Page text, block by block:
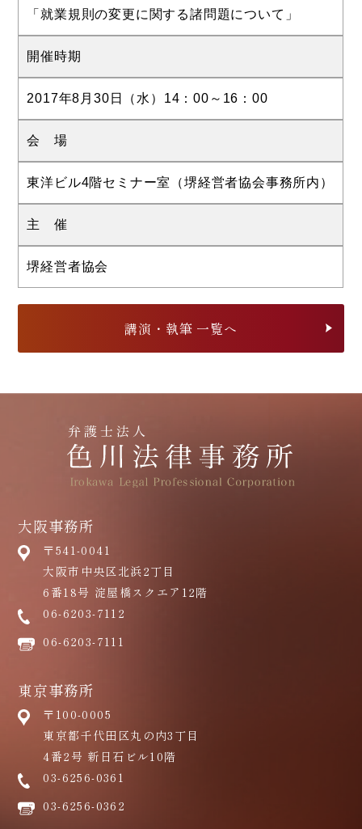
「就業規則の変更に関する諸問題について」
開催時期
2017年8月30日（水）14：00～16：00
会 場
東洋ビル4階セミナー室（堺経営者協会事務所内）
主 催
堺経営者協会
講演・執筆 一覧へ
大阪事務所
〒541-0041
大阪市中央区北浜2丁目
6番18号 淀屋橋スクエア12階
06-6203-7112
06-6203-7111
東京事務所
〒100-0005
東京都千代田区丸の内3丁目
4番2号 新日石ビル10階
03-6256-0361
03-6256-0362